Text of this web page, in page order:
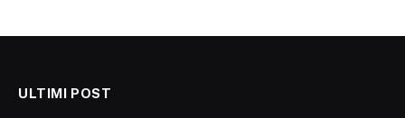
ULTIMI POST